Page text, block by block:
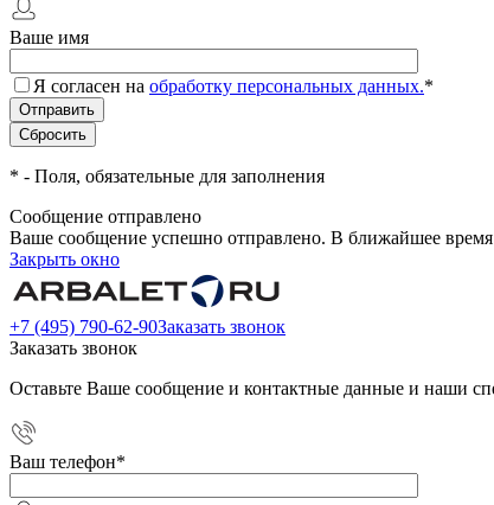
Ваше имя
Я согласен на обработку персональных данных.*
* - Поля, обязательные для заполнения
Сообщение отправлено
Ваше сообщение успешно отправлено. В ближайшее
Закрыть окно
+7 (495) 790-62-90Заказать звонок
Заказать звонок
Оставьте Ваше сообщение и контактные данные и наши
Ваш телефон*